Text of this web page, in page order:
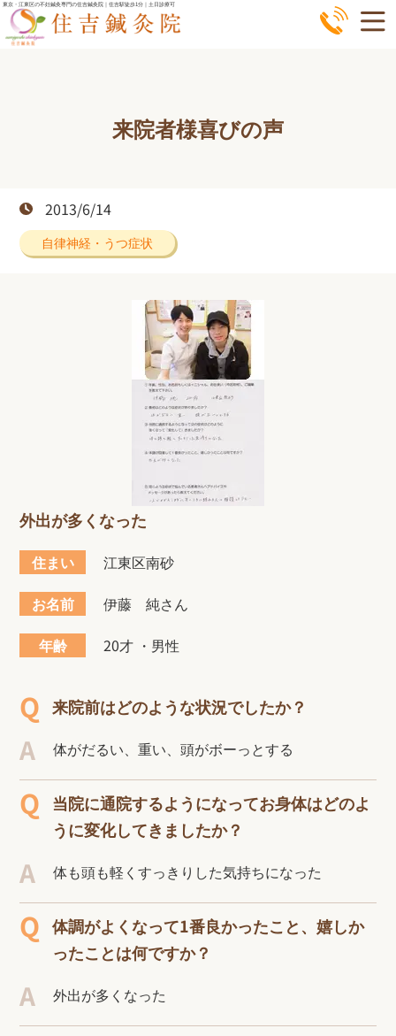
コ
ン
東京・江東区の不妊鍼灸専門の住吉鍼灸院｜住吉駅徒歩1分｜土日診療可
来院者様喜びの声
2013/6/14
自律神経・うつ症状
外出が多くなった
住まい
江東区南砂
お名前
伊藤 純さん
年齢
20才 ・男性
来院前はどのような状況でしたか？
体がだるい、重い、頭がボーっとする
当院に通院するようになってお身体はどのよ
うに変化してきましたか？
体も頭も軽くすっきりした気持ちになった
体調がよくなって1番良かったこと、嬉しか
ったことは何ですか？
外出が多くなった